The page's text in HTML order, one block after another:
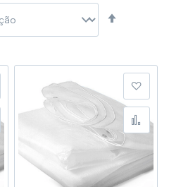
à lista de
para